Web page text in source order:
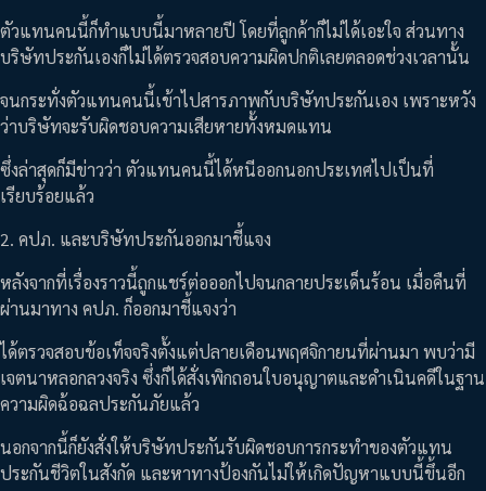
ตัวแทนคนนี้ก็ทำแบบนี้มาหลายปี โดยที่ลูกค้าก็ไม่ได้เอะใจ ส่วนทาง
บริษัทประกันเองก็ไม่ได้ตรวจสอบความผิดปกติเลยตลอดช่วงเวลานั้น
จนกระทั่งตัวแทนคนนี้เข้าไปสารภาพกับบริษัทประกันเอง เพราะหวัง
ว่าบริษัทจะรับผิดชอบความเสียหายทั้งหมดแทน
ซึ่งล่าสุดก็มีข่าวว่า ตัวแทนคนนี้ได้หนีออกนอกประเทศไปเป็นที่
เรียบร้อยแล้ว
2. คปภ. และบริษัทประกันออกมาชี้แจง
หลังจากที่เรื่องราวนี้ถูกแชร์ต่อออกไปจนกลายประเด็นร้อน เมื่อคืนที่
ผ่านมาทาง คปภ. ก็ออกมาชี้แจงว่า
ได้ตรวจสอบข้อเท็จจริงตั้งแต่ปลายเดือนพฤศจิกายนที่ผ่านมา พบว่ามี
เจตนาหลอกลวงจริง ซึ่งก็ได้สั่งเพิกถอนใบอนุญาตและดำเนินคดีในฐาน
ความผิดฉ้อฉลประกันภัยแล้ว
นอกจากนี้ก็ยังสั่งให้บริษัทประกันรับผิดชอบการกระทำของตัวแทน
ประกันชีวิตในสังกัด และหาทางป้องกันไม่ให้เกิดปัญหาแบบนี้ขึ้นอีก